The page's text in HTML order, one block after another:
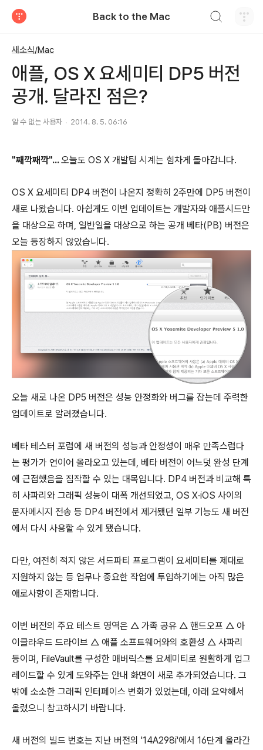
Back to the Mac
새소식/Mac
애플, OS X 요세미티 DP5 버전
공개. 달라진 점은?
알 수 없는 사용자 2014. 8. 5. 06:16
"째깍째깍"...오늘도 OS X 개발팀 시계는 힘차게 돌아갑니다.
OS X 요세미티 DP4 버전이 나온지 정확히 2주만에 DP5 버전이
새로 나왔습니다. 아쉽게도 이번 업데이트는 개발자와 애플시드만
을 대상으로 하며, 일반일을 대상으로 하는 공개 베타(PB) 버전은
오늘 등장하지 않았습니다.
오늘 새로 나온 DP5 버전은 성능 안정화와 버그를 잡는데 주력한
업데이트로 알려졌습니다.
베타 테스터 포럼에 새 버전의 성능과 안정성이 매우 만족스럽다
는 평가가 연이어 올라오고 있는데, 베타 버전이 어느덧 완성 단계
에 근접했음을 짐작할 수 있는 대목입니다. DP4 버전과 비교해 특
히 사파리와 그래픽 성능이 대폭 개선되었고, OS X∙iOS 사이의
문자메시지 전송 등 DP4 버전에서 제거됐던 일부 기능도 새 버전
에서 다시 사용할 수 있게 됐습니다.
다만, 여전히 적지 않은 서드파티 프로그램이 요세미티를 제대로
지원하지 않는 등 업무나 중요한 작업에 투입하기에는 아직 많은
애로사항이 존재합니다.
이번 버전의 주요 테스트 영역은 △ 가족 공유 △ 핸드오프 △ 아
이클라우드 드라이브 △ 애플 소프트웨어와의 호환성 △ 사파리
등이며, FileVault를 구성한 매버릭스를 요세미티로 원활하게 업그
레이드할 수 있게 도와주는 안내 화면이 새로 추가되었습니다. 그
밖에 소소한 그래픽 인터페이스 변화가 있었는데, 아래 요약해서
올렸으니 참고하시기 바랍니다.
새 버전의 빌드 번호는 지난 버전의 '14A298i'에서 16단계 올라간